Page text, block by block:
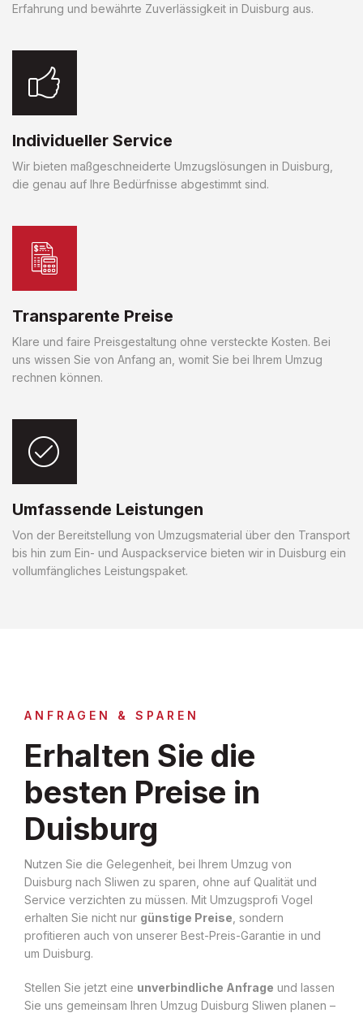
Erfahrung und bewährte Zuverlässigkeit in Duisburg aus.
Individueller Service
Wir bieten maßgeschneiderte Umzugslösungen in Duisburg,
die genau auf Ihre Bedürfnisse abgestimmt sind.
Transparente Preise
Klare und faire Preisgestaltung ohne versteckte Kosten. Bei
uns wissen Sie von Anfang an, womit Sie bei Ihrem Umzug
rechnen können.
Umfassende Leistungen
Von der Bereitstellung von Umzugsmaterial über den Transport
bis hin zum Ein- und Auspackservice bieten wir in Duisburg ein
vollumfängliches Leistungspaket.
ANFRAGEN & SPAREN
Erhalten Sie die
besten Preise in
Duisburg
Nutzen Sie die Gelegenheit, bei Ihrem Umzug von
Duisburg nach Sliwen zu sparen, ohne auf Qualität und
Service verzichten zu müssen. Mit Umzugsprofi Vogel
erhalten Sie nicht nur günstige Preise , sondern
profitieren auch von unserer Best-Preis-Garantie in und
um Duisburg.
Stellen Sie jetzt eine unverbindliche Anfrage und lassen
Sie uns gemeinsam Ihren Umzug Duisburg Sliwen planen –